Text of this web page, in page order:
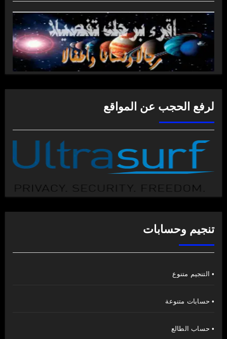
لرفع الحجب عن المواقع
تنجيم وحسابات
• التنجيم متنوع
• حسابات متنوعة
• حساب الطالع